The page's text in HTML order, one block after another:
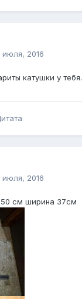
июля, 2016
катушки у тебя.
июля, 2016
50 см ширина 37см